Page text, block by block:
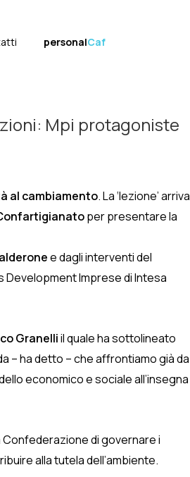
personalCaf
Mpi protagoniste
al cambiamento. La ‘lezione’ arriva
per presentare la
e dagli interventi del
Development Imprese di Intesa
Granelliil quale ha sottolineato
– ha detto – che affrontiamo già da
economico e sociale all’insegna
di governare i
alla tutela dell’ambiente.